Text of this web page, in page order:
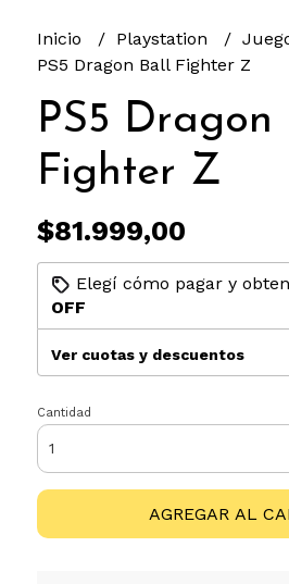
Inicio Playstation
PS5 Dragon Ball Fighter Z
PS5 Dragon
Fighter Z
$81.999,00
Elegí cómo pagar y
OFF
Ver cuotas y descuentos
Cantidad
AGREGAR AL